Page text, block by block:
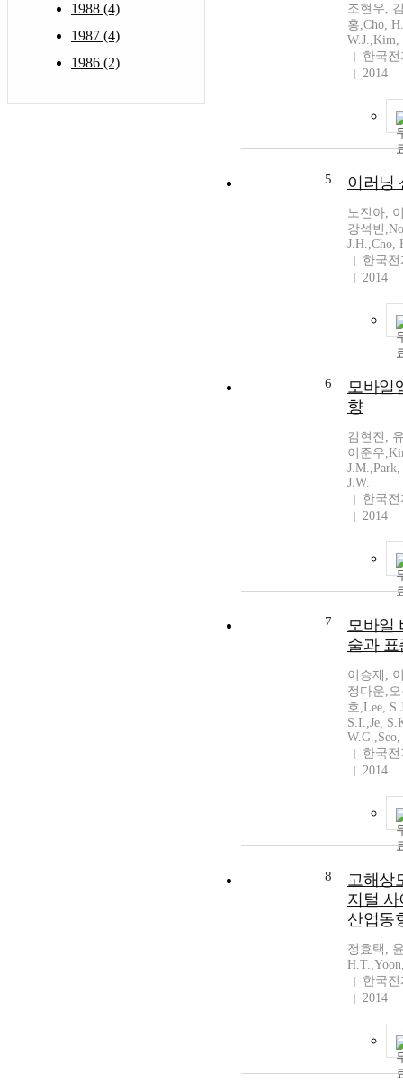
1988 (4)
1987 (4)
1986 (2)
조현우,
홍,Cho,
W.J.,Kim,
한국
2014
5 이러닝
노진아,
강석빈
J.H.,Cho,
한국
2014
6
모바일
향
김현진,
이준우
J.W.
한국
2014
7
모바일
술과
이승재,
정다운,
호,Lee,
S.I.,Je,
한국
2014
8
고해상
지털
산업동
정효택,
한국
2014